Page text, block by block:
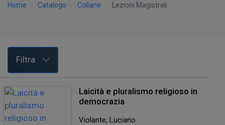
Home Catalogo Collane Lezioni Magistrali
Filtra
Laicità e pluralismo religioso in
democrazia
Violante, Luciano